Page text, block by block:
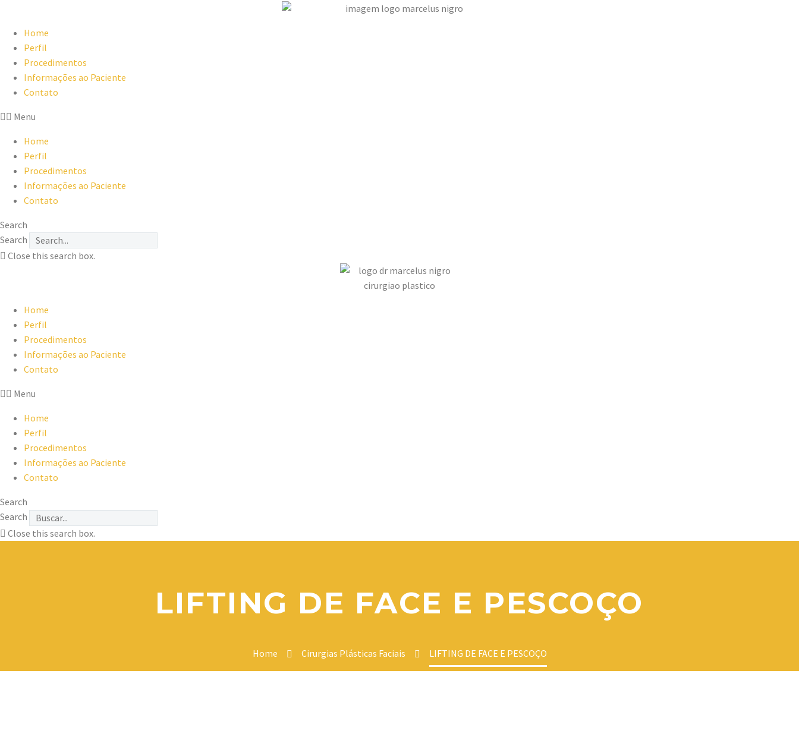
Home
Perfil
Procedimentos
Informações ao Paciente
Contato
Menu
Home
Perfil
Procedimentos
Informações ao Paciente
Contato
Search
Search
Close this search box.
Home
Perfil
Procedimentos
Informações ao Paciente
Contato
Menu
Home
Perfil
Procedimentos
Informações ao Paciente
Contato
Search
Search
Close this search box.
LIFTING DE FACE E PESCOÇO
Home Cirurgias Plásticas Faciais LIFTING DE FACE E PESCOÇO